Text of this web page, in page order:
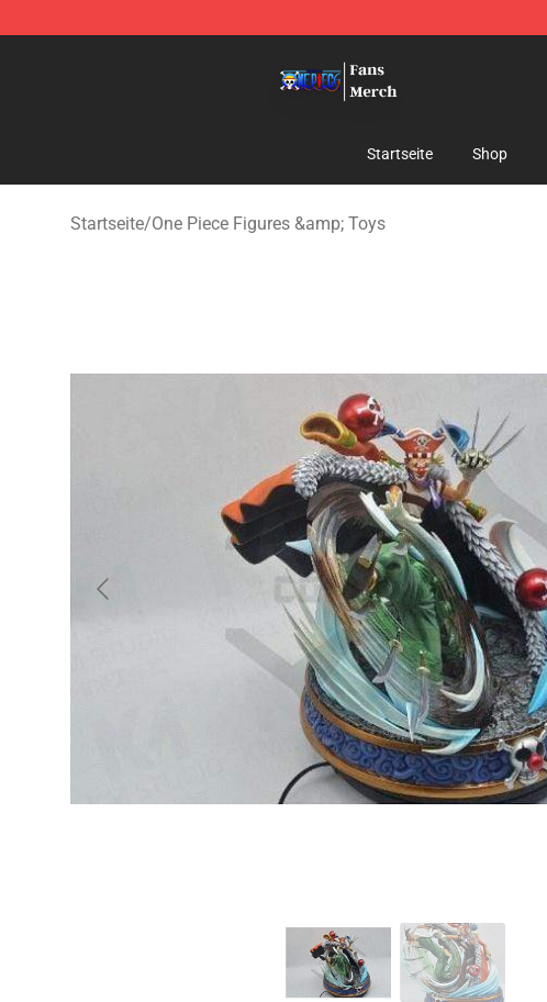
Startseite Shop
Startseite/One Piece Figures &amp; Toys